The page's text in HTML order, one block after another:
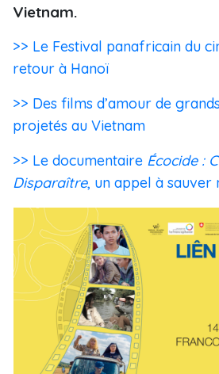
Vietnam.
>> Le Festival panafricain du
retour à Hanoï
>> Des films d’amour de
projetés au Vietnam
>> Le documentaire Écocide :
Disparaître, un appel à sauver